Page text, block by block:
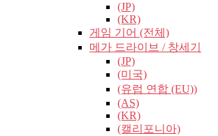
(JP)
(KR)
게임 기어 (전체)
메가 드라이브 / 창세기
(JP)
(미국)
(유럽​​ 연합 (EU))
(AS)
(KR)
(캘리포니아)